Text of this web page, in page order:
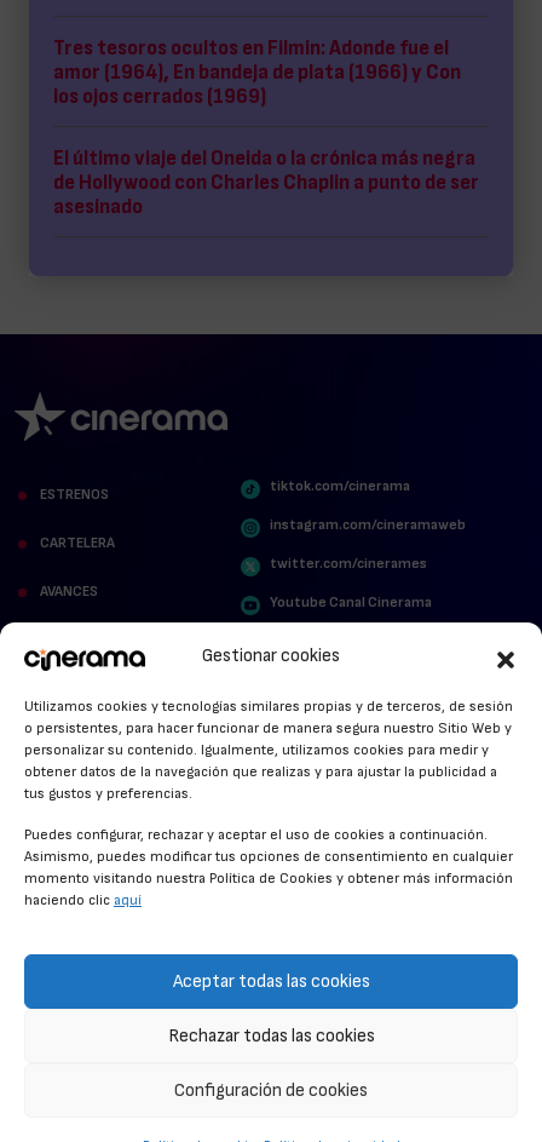
Gestionar cookies
Utilizamos cookies y tecnologías similares propias y de terceros, de sesión
o persistentes, para hacer funcionar de manera segura nuestro Sitio Web y
personalizar su contenido. Igualmente, utilizamos cookies para medir y
obtener datos de la navegación que realizas y para ajustar la publicidad a
tus gustos y preferencias.
Puedes configurar, rechazar y aceptar el uso de cookies a continuación.
Asimismo, puedes modificar tus opciones de consentimiento en cualquier
momento visitando nuestra Política de Cookies y obtener más información
haciendo clic aquí
Aceptar todas las cookies
Rechazar todas las cookies
Configuración de cookies
Tres tesoros ocultos en Filmin: Adonde fue el
amor (1964), En bandeja de plata (1966) y Con
los ojos cerrados (1969)
El último viaje del Oneida o la crónica más negra
de Hollywood con Charles Chaplin a punto de ser
asesinado
ESTRENOS
CARTELERA
AVANCES
STREAMING NEWS
ANUNCIOS DE CINE
tiktok.com/cinerama
instagram.com/cineramaweb
twitter.com/cinerames
Youtube Canal Cinerama
POLÍTICA DE COOKIES